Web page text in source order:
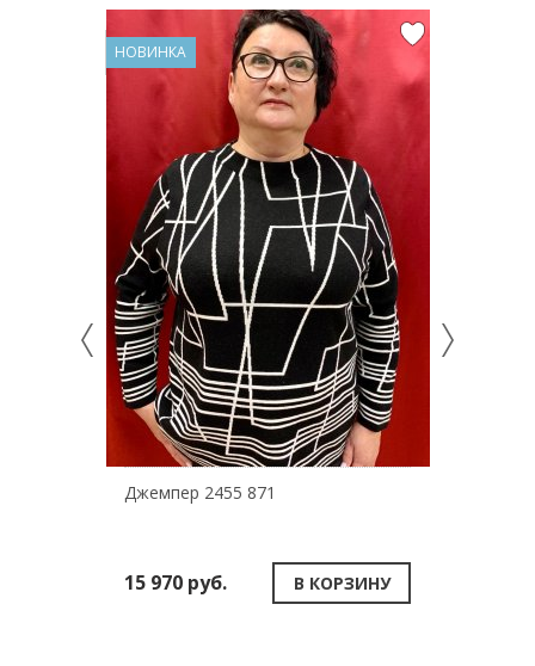
НОВИНКА
Джемпер 2455 871
15 970 руб. В КОРЗИНУ